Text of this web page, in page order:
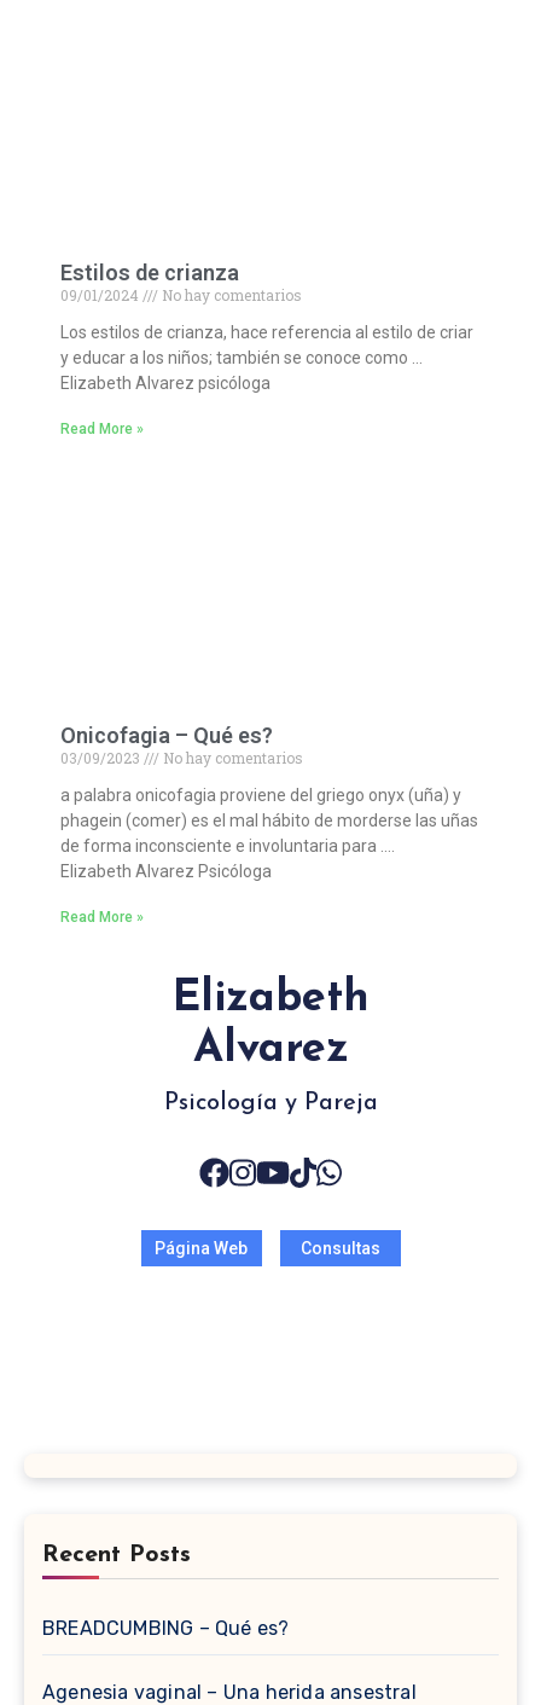
Estilos de crianza
09/01/2024
No hay comentarios
y educar a los niños; también se conoce como …
Elizabeth Alvarez psicóloga
Read More »
Onicofagia – Qué es?
03/09/2023
No hay comentarios
a palabra onicofagia proviene del griego onyx (uña) y
phagein (comer) es el mal hábito de morderse las uñas
de forma inconsciente e involuntaria para ….
Elizabeth Alvarez Psicóloga
Read More »
Elizabeth
Alvarez
Psicología y Pareja
Página Web Consultas
Recent Posts
BREADCUMBING – Qué es?
Agenesia vaginal – Una herida ansestral